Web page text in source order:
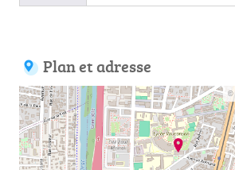
Plan et adresse
©